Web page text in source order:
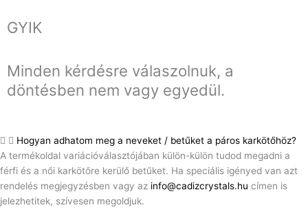
GYIK
Minden kérdésre válaszolnuk, a
döntésben nem vagy egyedül.
Hogyan adhatom meg a neveket / betűket a páros karkötőhöz?
A termékoldal variációválasztójában külön-külön tudod megadni a
férfi és a női karkötőre kerülő betűket. Ha speciális igényed van azt
rendelés megjegyzésben vagy az info@cadizcrystals.hu címen is
jelezhetitek, szívesen megoldjuk.